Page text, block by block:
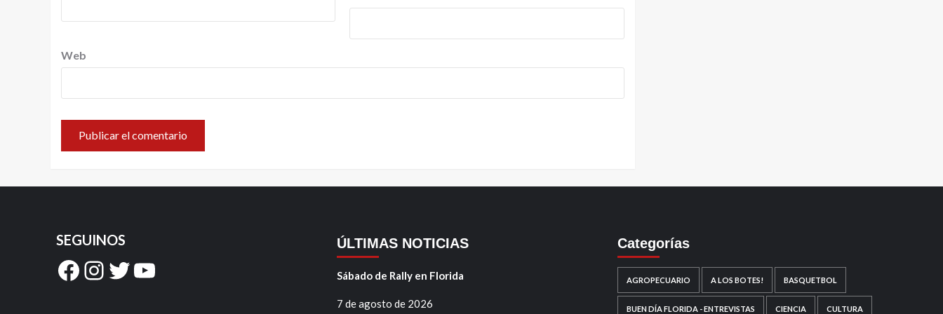
Web
SEGUINOS
Facebook
Instagram
Twitter
YouTube
ÚLTIMAS NOTICIAS
Sábado de Rally en Florida
7 de agosto de 2026
Categorías
AGROPECUARIO A LOS BOTES! BASQUETBOL
BUEN DÍA FLORIDA - ENTREVISTAS CIENCIA CULTURA